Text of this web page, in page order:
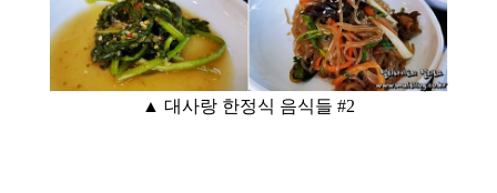
▲ 대사랑 한정식 음식들 #2